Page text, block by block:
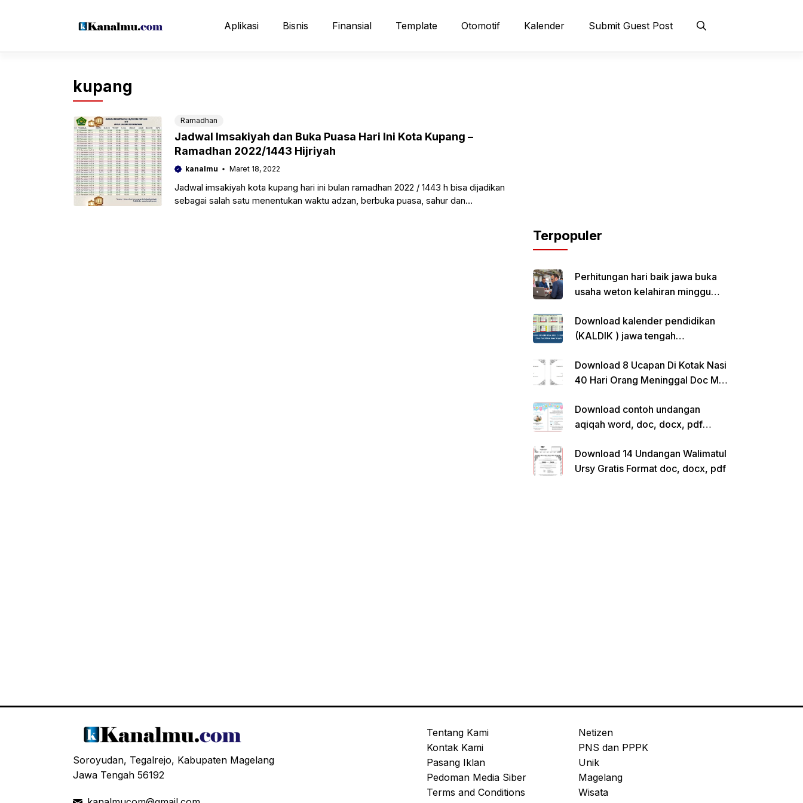
Aplikasi Bisnis Finansial Template Otomotif Kalender Submit Guest Post
kupang
Ramadhan
Jadwal Imsakiyah dan Buka Puasa Hari Ini Kota Kupang –
Ramadhan 2022/1443 Hijriyah
kanalmu Maret 18, 2022
Jadwal imsakiyah kota kupang hari ini bulan ramadhan 2022 / 1443 h bisa dijadikan
sebagai salah satu menentukan waktu adzan, berbuka puasa, sahur dan
Terpopuler
Perhitungan hari baik jawa buka
usaha weton kelahiran minggu
Download kalender pendidikan
(KALDIK ) jawa tengah
Download 8 Ucapan Di Kotak Nasi
40 Hari Orang Meninggal Doc Ms.
Download contoh undangan
aqiqah word, doc, docx, pdf
Download 14 Undangan Walimatul
Ursy Gratis Format doc, docx, pdf
Soroyudan, Tegalrejo, Kabupaten Magelang
Jawa Tengah 56192
Tentang Kami
Kontak Kami
Pasang Iklan
Pedoman Media Siber
Terms and Conditions
Netizen
PNS dan PPPK
Unik
Magelang
Wisata